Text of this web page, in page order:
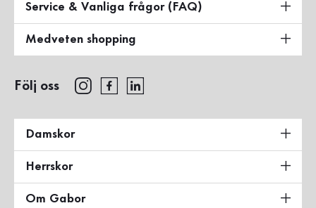
Service & Vanliga frågor (FAQ)
Medveten shopping
Följ oss
Damskor
Herrskor
Om Gabor